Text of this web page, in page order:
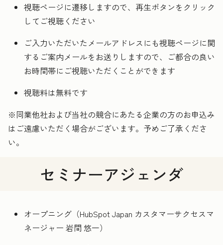
視聴ページに遷移しますので、再生ボタンをクリック
してご視聴ください
ご入力いただいたメールアドレスにも視聴ページに関
するご案内メールをお送りしますので、ご都合の良い
お時間帯にご視聴いただくことができます
視聴料は無料です
※同業他社および当社の競合にあたる企業の方のお申込み
はご遠慮いただく場合がございます。予めご了承くださ
い。
セミナーアジェンダ
オープニング（HubSpot Japan カスタマーサクセスマ
ネージャー 岩間 悠一）